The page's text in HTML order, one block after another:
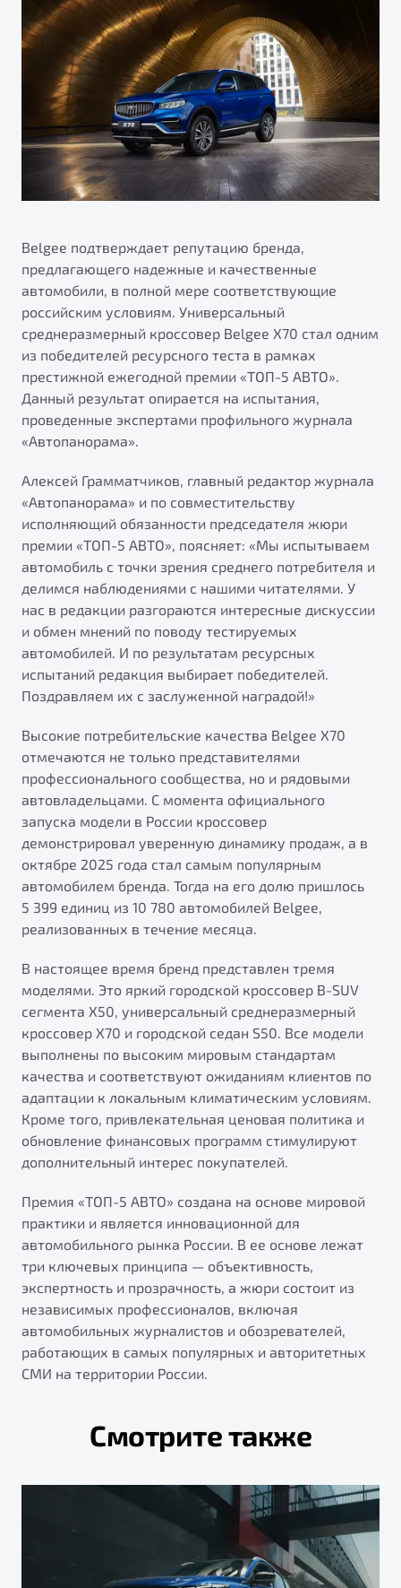
Яркий кроссовер
от 2 219 990 ₽*
Обзор В наличии
S50
Элегантный и практичный седан
от 1 699 990 ₽*
X70
Универсальный кроссовер
от 2 499 990 ₽*
Обзор
Автокредит
Трейд-ин
Страхование
Расчет КАСКО
Узнайте о специальных выгодах при покупке
автомобиля Belgee
Подробно
Автомобили в наличии
Тест-драйв
Автокредит
Спецпредложения
ПОДДЕРЖКА
Гарантия Belgee
Belgee Линк
Belgee Клуб
Belgee Плюс
Реферальная программа
Помощь на дорогах
Будьте еще более уверены на дорогах с программой
"Помощь на дорогах"
Преимущества программы
Запись на сервис
Калькулятор ТО
Клиентская поддержка
О дилерском центре
Правовая информация
Belgee подтверждает репутацию бренда,
предлагающего надежные и качественные
автомобили, в полной мере соответствующие
российским условиям. Универсальный
среднеразмерный кроссовер Belgee X70 стал одним
из победителей ресурсного теста в рамках
престижной ежегодной премии «ТОП-5 АВТО».
Данный результат опирается на испытания,
проведенные экспертами профильного журнала
«Автопанорама».
Алексей Грамматчиков, главный редактор журнала
«Автопанорама» и по совместительству
исполняющий обязанности председателя жюри
премии «ТОП-5 АВТО», поясняет: «Мы испытываем
автомобиль с точки зрения среднего потребителя и
делимся наблюдениями с нашими читателями. У
нас в редакции разгораются интересные дискуссии
и обмен мнений по поводу тестируемых
автомобилей. И по результатам ресурсных
испытаний редакция выбирает победителей.
Поздравляем их с заслуженной наградой!»
Высокие потребительские качества Belgee X70
отмечаются не только представителями
профессионального сообщества, но и рядовыми
автовладельцами. С момента официального
запуска модели в России кроссовер
демонстрировал уверенную динамику продаж, а в
октябре 2025 года стал самым популярным
автомобилем бренда. Тогда на его долю пришлось
5 399 единиц из 10 780 автомобилей Belgee,
реализованных в течение месяца.
В настоящее время бренд представлен тремя
моделями. Это яркий городской кроссовер B-SUV
сегмента X50, универсальный среднеразмерный
кроссовер X70 и городской седан S50. Все модели
выполнены по высоким мировым стандартам
качества и соответствуют ожиданиям клиентов по
адаптации к локальным климатическим условиям.
Кроме того, привлекательная ценовая политика и
обновление финансовых программ стимулируют
дополнительный интерес покупателей.
Премия «ТОП-5 АВТО» создана на основе мировой
практики и является инновационной для
автомобильного рынка России. В ее основе лежат
три ключевых принципа — объективность,
экспертность и прозрачность, а жюри состоит из
независимых профессионалов, включая
автомобильных журналистов и обозревателей,
работающих в самых популярных и авторитетных
СМИ на территории России.
Смотрите также